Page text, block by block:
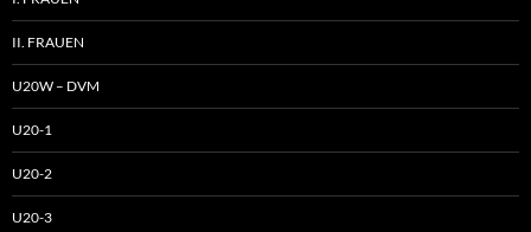
II. FRAUEN
U20W – DVM
U20-1
U20-2
U20-3